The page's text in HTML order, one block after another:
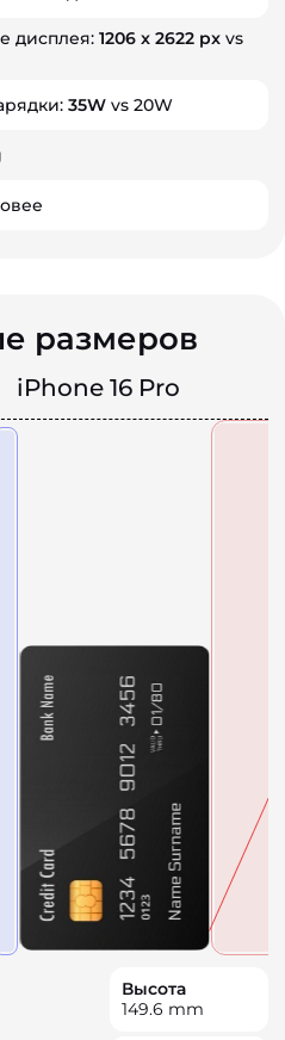
дисплея: 1206 x 2622 px vs
35W vs 20W
размеров
iPhone 16 Pro
Высота
149.6 mm